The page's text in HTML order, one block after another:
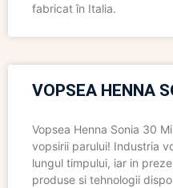
fabricat în Italia.
VOPSEA HENNA
Vopsea Henna Sonia 30
vopsirii parului! Industria
lungul timpului, iar in
produse si tehnologii